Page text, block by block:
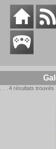
. . . 4 résultats trouvés .